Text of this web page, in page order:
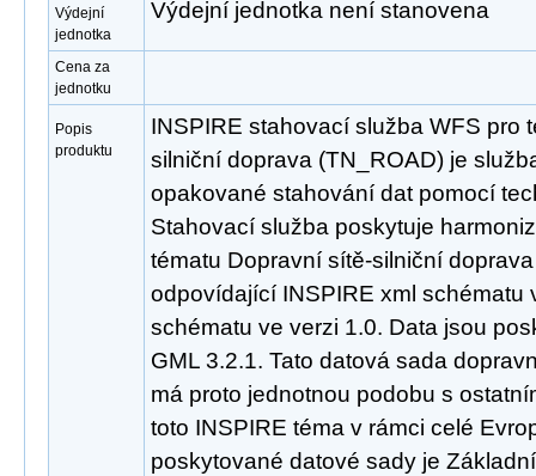
Výdejní
jednotka
Výdejní jednotka není stanovena
Cena za
jednotku
Popis
produktu
INSPIRE stahovací služba WFS pro
silniční doprava (TN_ROAD) je
opakované stahování dat pomocí
Stahovací služba poskytuje
tématu Dopravní sítě-silniční
odpovídající INSPIRE xml schématu
schématu ve verzi 1.0. Data jsou
GML 3.2.1. Tato datová sada
má proto jednotnou podobu s
toto INSPIRE téma v rámci celé
poskytované datové sady je